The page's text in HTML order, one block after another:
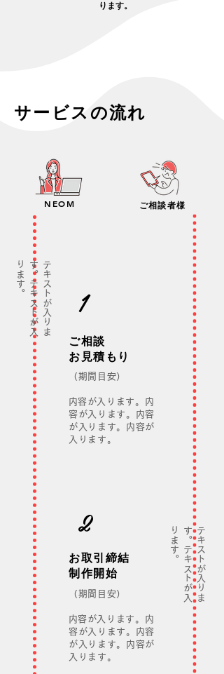
ります。
​サービスの流れ​
​NEOM ​ご相談者様
ご相談
​お見積もり
1
（期間目安）
​内容が入ります。内
容が入ります。内容
が入ります。内容が
入ります。
テ
キ
ス
ト
が
入
り
ま
す
。
テ
キ
ス
ト
が
入
り
ま
す
。
テ
キ
ス
ト
が
入
り
ま
す
。
テ
キ
ス
ト
が
入
り
ま
す
。
お取引締結
制作開始
2
（期間目安）
​内容が入ります。内
容が入ります。内容
が入ります。内容が
入ります。